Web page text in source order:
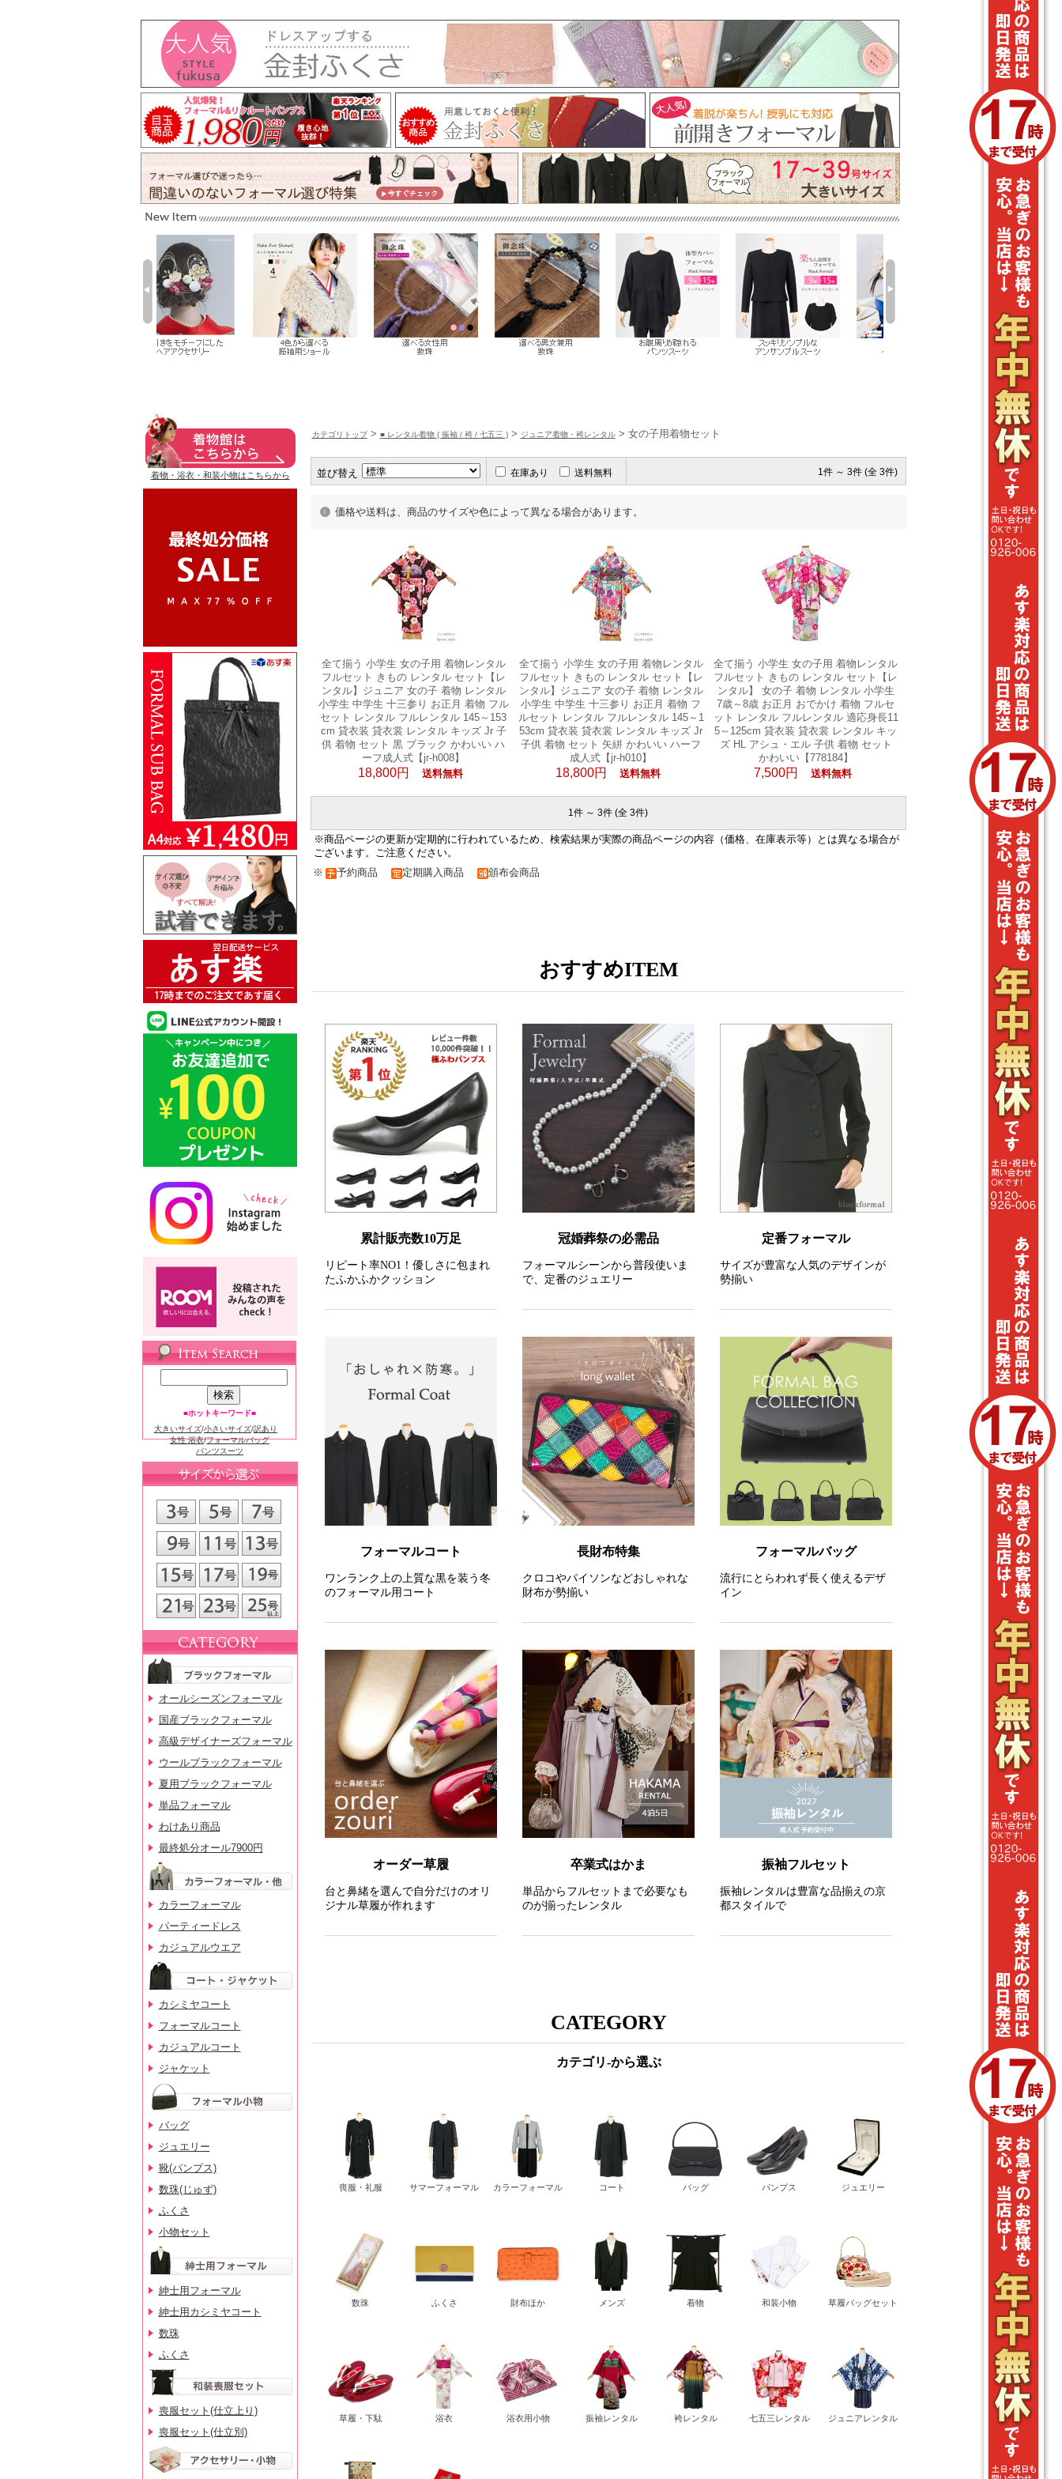
着物・浴衣・和装小物はこちらから
■ホットキーワード■
大きいサイズ/小さいサイズ/訳あり
女性 浴衣/フォーマルバッグ
パンツスーツ
オールシーズンフォーマル
国産ブラックフォーマル
高級デザイナーズフォーマル
ウールブラックフォーマル
夏用ブラックフォーマル
単品フォーマル
わけあり商品
最終処分オール7900円
カラーフォーマル
パーティードレス
カジュアルウエア
カシミヤコート
フォーマルコート
カジュアルコート
ジャケット
バッグ
ジュエリー
靴(パンプス)
数珠(じゅず)
ふくさ
小物セット
紳士用フォーマル
紳士用カシミヤコート
数珠
ふくさ
喪服セット(仕立上り)
喪服セット(仕立別)
カテゴリトップ> ■ レンタル着物 ( 振袖 / 袴 / 七五三 )> ジュニア着物・袴レンタル> 女の子用着物セット
並び替え 在庫あり 送料無料 1件 ～ 3件 (全 3件)
価格や送料は、商品のサイズや色によって異なる場合があります。
全て揃う 小学生 女の子用 着物レンタル
フルセット きもの レンタル セット【レ
ンタル】ジュニア 女の子 着物 レンタル
小学生 中学生 十三参り お正月 着物 フル
セット レンタル フルレンタル 145～153
cm 貸衣装 貸衣裳 レンタル キッズ Jr 子
供 着物 セット 黒 ブラック かわいい ハ
ーフ成人式【jr-h008】
18,800円 送料無料
全て揃う 小学生 女の子用 着物レンタル
フルセット きもの レンタル セット【レ
ンタル】ジュニア 女の子 着物 レンタル
小学生 中学生 十三参り お正月 着物 フ
ルセット レンタル フルレンタル 145～1
53cm 貸衣装 貸衣裳 レンタル キッズ Jr
子供 着物 セット 矢絣 かわいい ハーフ
成人式【jr-h010】
18,800円 送料無料
全て揃う 小学生 女の子用 着物レンタル
フルセット きもの レンタル セット【レ
ンタル】 女の子 着物 レンタル 小学生
7歳～8歳 お正月 おでかけ 着物 フルセ
ット レンタル フルレンタル 適応身長11
5～125cm 貸衣装 貸衣裳 レンタル キッ
ズ HL アシュ・エル 子供 着物 セット
かわいい【778184】
7,500円 送料無料
1件 ～ 3件 (全 3件)
※商品ページの更新が定期的に行われているため、検索結果が実際の商品ページの内容（価格、在庫表示等）とは異なる場合が
ございます。ご注意ください。
※
予約商品 定期購入商品 頒布会商品